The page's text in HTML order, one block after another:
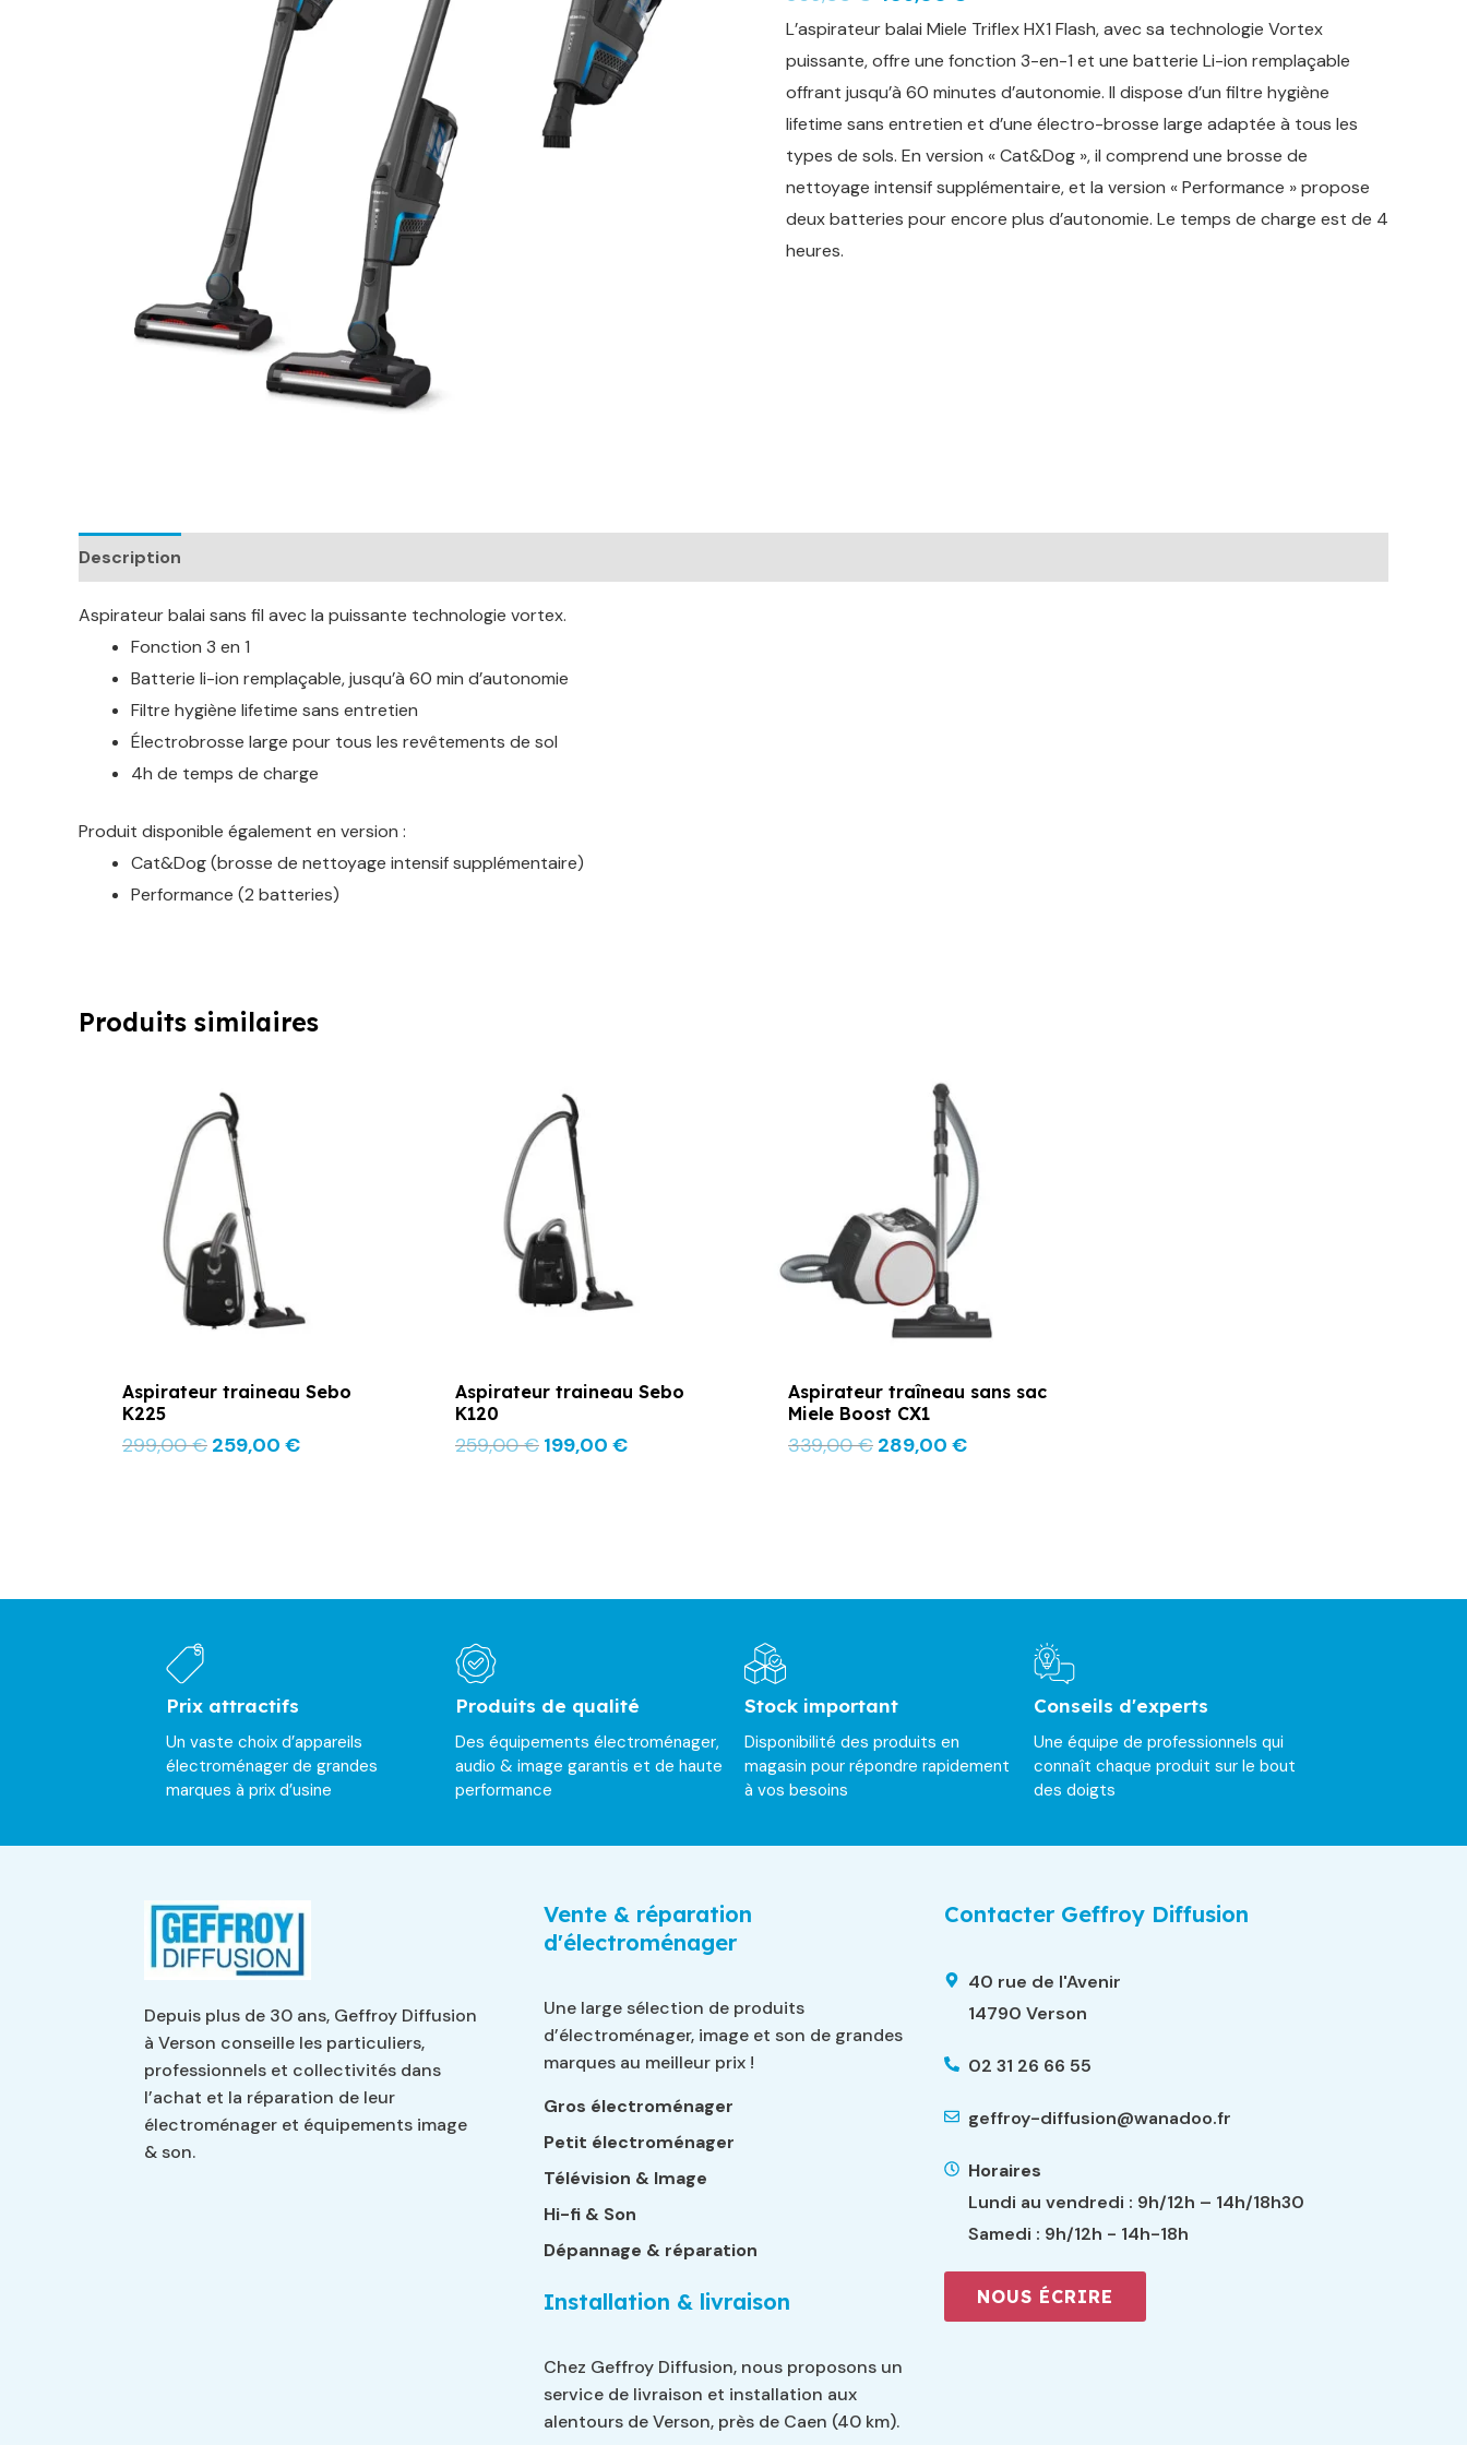
L’aspirateur balai Miele Triflex HX1 Flash, avec sa technologie Vortex
puissante, offre une fonction 3-en-1 et une batterie Li-ion remplaçable
offrant jusqu’à 60 minutes d’autonomie. Il dispose d’un filtre hygiène
lifetime sans entretien et d’une électro-brosse large adaptée à tous les
types de sols. En version « Cat&Dog », il comprend une brosse de
nettoyage intensif supplémentaire, et la version « Performance » propose
deux batteries pour encore plus d’autonomie. Le temps de charge est de 4
heures.
Description
Aspirateur balai sans fil avec la puissante technologie vortex.
Fonction 3 en 1
Batterie li-ion remplaçable, jusqu’à 60 min d’autonomie
Filtre hygiène lifetime sans entretien
Électrobrosse large pour tous les revêtements de sol
4h de temps de charge
Produit disponible également en version :
Cat&Dog (brosse de nettoyage intensif supplémentaire)
Performance (2 batteries)
Produits similaires
Aspirateur traineau Sebo
K225
299,00€
prix
initial
était :
299,00 €.
259,00 €
Aspirateur traineau Sebo
K120
259,00€
prix
initial
était :
259,00 €.
199,00 €
Aspirateur traîneau sans sac
Miele Boost CX1
339,00€
339,00 €.
289,00 €
est :
289,00 €.
Prix attractifs
Un vaste choix d’appareils
électroménager de grandes
marques à prix d’usine
Produits de qualité
Des équipements électroménager,
audio & image garantis et de haute
performance
Stock important
Disponibilité des produits en
magasin pour répondre rapidement
à vos besoins
Conseils d'experts
Une équipe de professionnels qui
connaît chaque produit sur le bout
des doigts
Depuis plus de 30 ans, Geffroy Diffusion
à Verson conseille les particuliers,
professionnels et collectivités dans
l’achat et la réparation de leur
électroménager et équipements image
& son.
Vente & réparation
d'électroménager
Une large sélection de produits
d’électroménager, image et son de grandes
marques au meilleur prix !
Gros électroménager
Petit électroménager
Télévision & Image
Hi-fi & Son
Dépannage & réparation
Installation & livraison
Chez Geffroy Diffusion, nous proposons un
service de livraison et installation aux
alentours de Verson, près de Caen (40 km).
Contacter Geffroy Diffusion
40 rue de l'Avenir
14790 Verson
02 31 26 66 55
geffroy-diffusion@wanadoo.fr
Horaires
Lundi au vendredi : 9h/12h – 14h/18h30
Samedi : 9h/12h - 14h-18h
NOUS ÉCRIRE